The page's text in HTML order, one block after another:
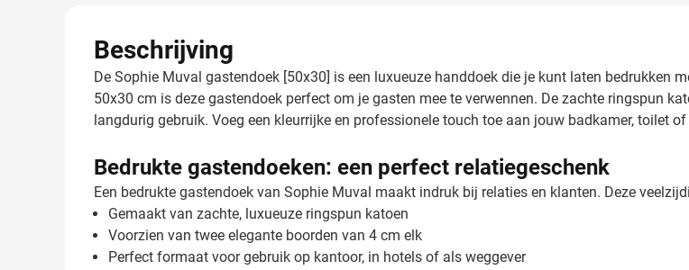
Beschrijving
De Sophie Muval gastendoek [50x30] is een luxueuze handdoek die je kunt laten
50x30 cm is deze gastendoek perfect om je gasten mee te verwennen. De zachte ringspun
langdurig gebruik. Voeg een kleurrijke en professionele touch toe aan jouw badkamer, toilet
Bedrukte gastendoeken: een perfect relatiegeschenk
Een bedrukte gastendoek van Sophie Muval maakt indruk bij relaties en klanten. Deze
Gemaakt van zachte, luxueuze ringspun katoen
Voorzien van twee elegante boorden van 4 cm elk
Perfect formaat voor gebruik op kantoor, in hotels of als weggever